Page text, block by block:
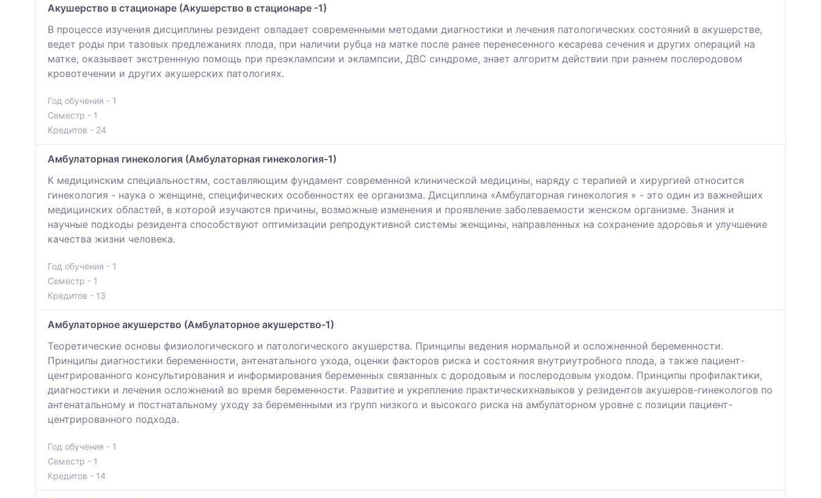
Акушерство в стационаре (Акушерство в стационаре -1)
В процессе изучения дисциплины резидент овладает современными методами диагностики и лечения патологических состояний в акушерстве,
ведет роды при тазовых предлежаниях плода, при наличии рубца на матке после ранее перенесенного кесарева сечения и других операций на
матке, оказывает экстреннную помощь при преэклампсии и эклампсии, ДВС синдроме, знает алгоритм действии при раннем послеродовом
кровотечении и других акушерских патологиях.
Год обучения - 1
Семестр - 1
Кредитов - 24
Амбулаторная гинекология (Амбулаторная гинекология-1)
К медицинским специальностям, составляющим фундамент современной клинической медицины, наряду с терапией и хирургией относится
гинекология - наука о женщине, специфических особенностях ее организма. Дисциплина «Амбулаторная гинекология » - это один из важнейших
медицинских областей, в которой изучаются причины, возможные изменения и проявление заболеваемости женском организме. Знания и
научные подходы резидента способствуют оптимизации репродуктивной системы женщины, направленных на сохранение здоровья и улучшение
качества жизни человека.
Год обучения - 1
Семестр - 1
Кредитов - 13
Амбулаторное акушерство (Амбулаторное акушерство-1)
Теоретические основы физиологического и патологического акушерства. Принципы ведения нормальной и осложненной беременности.
Принципы диагностики беременности, антенатального ухода, оценки факторов риска и состояния внутриутробного плода, а также пациент-
центрированного консультирования и информирования беременных связанных с дородовым и послеродовым уходом. Принципы профилактики,
диагностики и лечения осложнений во время беременности. Развитие и укрепление практическихнавыков у резидентов акушеров-гинекологов по
антенатальному и постнатальному уходу за беременными из групп низкого и высокого риска на амбулаторном уровне с позиции пациент-
центрированного подхода.
Год обучения - 1
Семестр - 1
Кредитов - 14